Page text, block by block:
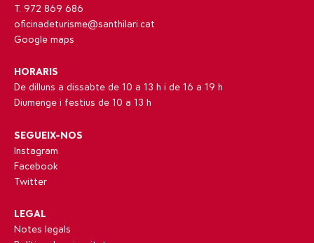
T. 972 869 686
oficinadeturisme@santhilari.cat
Google maps
HORARIS
De dilluns a dissabte de 10 a 13 h i de 16 a 19 h
Diumenge i festius de 10 a 13 h
SEGUEIX-NOS
Instagram
Facebook
Twitter
LEGAL
Notes legals